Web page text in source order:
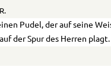
Pudel, der auf seine
der Spur des Herren plagt.